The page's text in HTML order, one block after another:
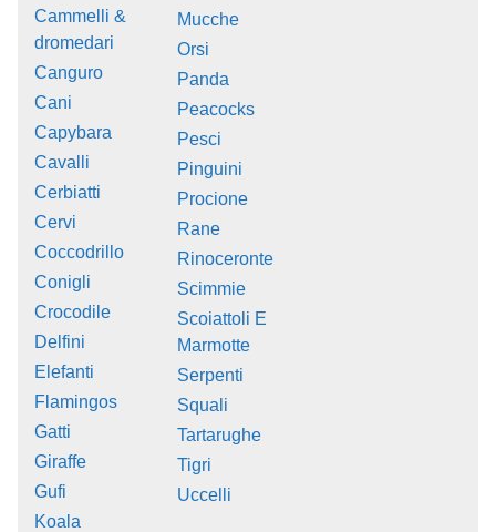
Cammelli &
dromedari
Canguro
Cani
Capybara
Cavalli
Cerbiatti
Cervi
Coccodrillo
Conigli
Crocodile
Delfini
Elefanti
Flamingos
Gatti
Giraffe
Gufi
Koala
Mucche
Orsi
Panda
Peacocks
Pesci
Pinguini
Procione
Rane
Rinoceronte
Scimmie
Scoiattoli E
Marmotte
Serpenti
Squali
Tartarughe
Tigri
Uccelli